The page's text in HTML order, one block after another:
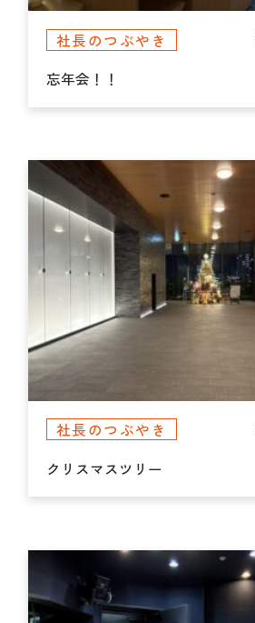
社長のつぶやき
忘年会！！
社長のつぶやき
クリスマスツリー